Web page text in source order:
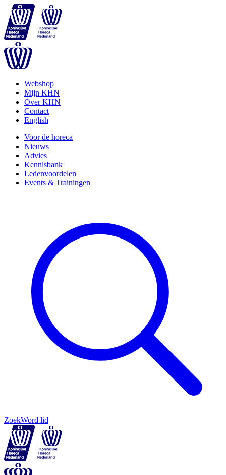
Webshop
Mijn KHN
Over KHN
Contact
English
Voor de horeca
Nieuws
Advies
Kennisbank
Ledenvoordelen
Events & Trainingen
ZoekWord lid